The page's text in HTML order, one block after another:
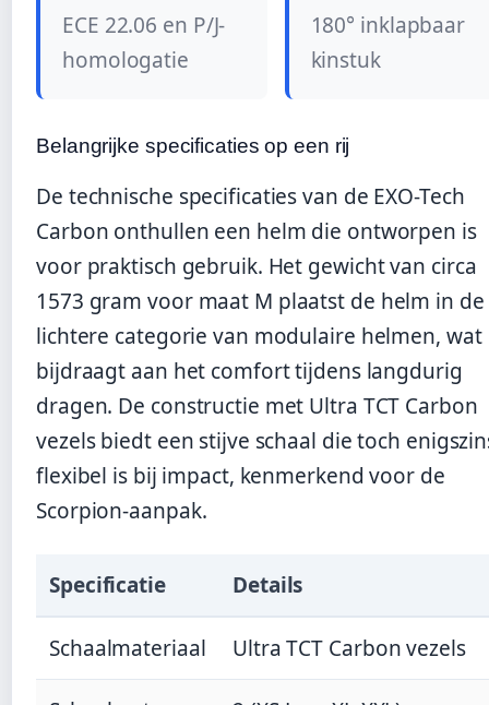
ECE 22.06 en P/J-
homologatie
180° inklapbaar
kinstuk
Belangrijke specificaties op een rij
De technische specificaties van de EXO-Tech
Carbon onthullen een helm die ontworpen is
voor praktisch gebruik. Het gewicht van circa
1573 gram voor maat M plaatst de helm in de
lichtere categorie van modulaire helmen, wat
bijdraagt aan het comfort tijdens langdurig
dragen. De constructie met Ultra TCT Carbon
vezels biedt een stijve schaal die toch
flexibel is bij impact, kenmerkend voor de
Scorpion-aanpak.
Specificatie Details
Schaalmateriaal Ultra TCT Carbon vezels